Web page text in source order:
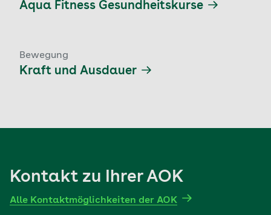
Aqua Fitness Gesundheitskurse
Bewegung
Kraft und Ausdauer
Kontakt zu Ihrer AOK
Alle Kontaktmöglichkeiten der AOK